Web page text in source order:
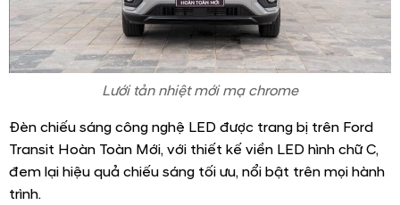
Lưới tản nhiệt mới mạ chrome
Đèn chiếu sáng công nghệ LED được trang bị trên Ford
Transit Hoàn Toàn Mới, với thiết kế viền LED hình chữ C,
đem lại hiệu quả chiếu sáng tối ưu, nổi bật trên mọi hành
trình.